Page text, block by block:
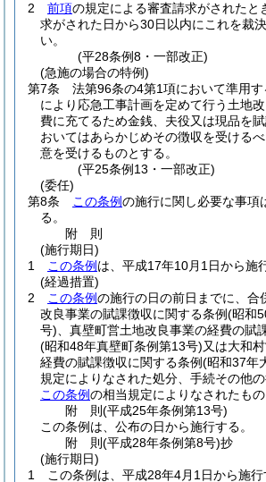
2
前項の規定による審査請求がされたと
求がされた日から30日以内にこれを裁
い。
(平28条例8・一部改正)
(急施の場合の特例)
第7条
法第96条の4第1項において準用
により応急工事計画を定めて行う土地
費に充てるため金銭、夫役又は現品を
おいてはあらかじめその徴収を受ける
意を受けるものとする。
(平25条例13・一部改正)
(委任)
第8条
この条例の施行に関し必要な事項
る。
附 則
(施行期日)
1
この条例 は、平成17年10月1日から施
(経過措置)
2
この条例の施行の日の前日までに、合
改良事業の賦課徴収に関する条例(昭和
号) 、真壁町営土地改良事業の経費の賦
(昭和48年真壁町条例第13号)又は大和
経費の賦課徴収に関する条例(昭和37年
規定によりなされた処分、手続その他
この条例の相当規定によりなされたもの
附 則(平成25年条例第13号)
この条例は、公布の日から施行する。
附 則(平成28年条例第8号)抄
(施行期日)
1
この条例は、平成28年4月1日から施行